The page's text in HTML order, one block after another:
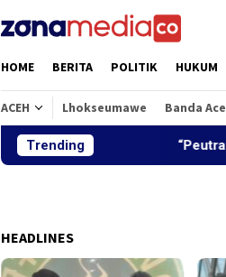
HOME BERITA POLITIK HUKUM
ACEH Lhokseumawe Banda
Trending “Peutrang
HEADLINES